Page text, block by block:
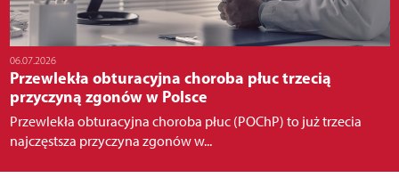
06.07.2026
Przewlekła obturacyjna choroba płuc trzecią
przyczyną zgonów w Polsce
Przewlekła obturacyjna choroba płuc (POChP) to już trzecia
najczęstsza przyczyna zgonów w...